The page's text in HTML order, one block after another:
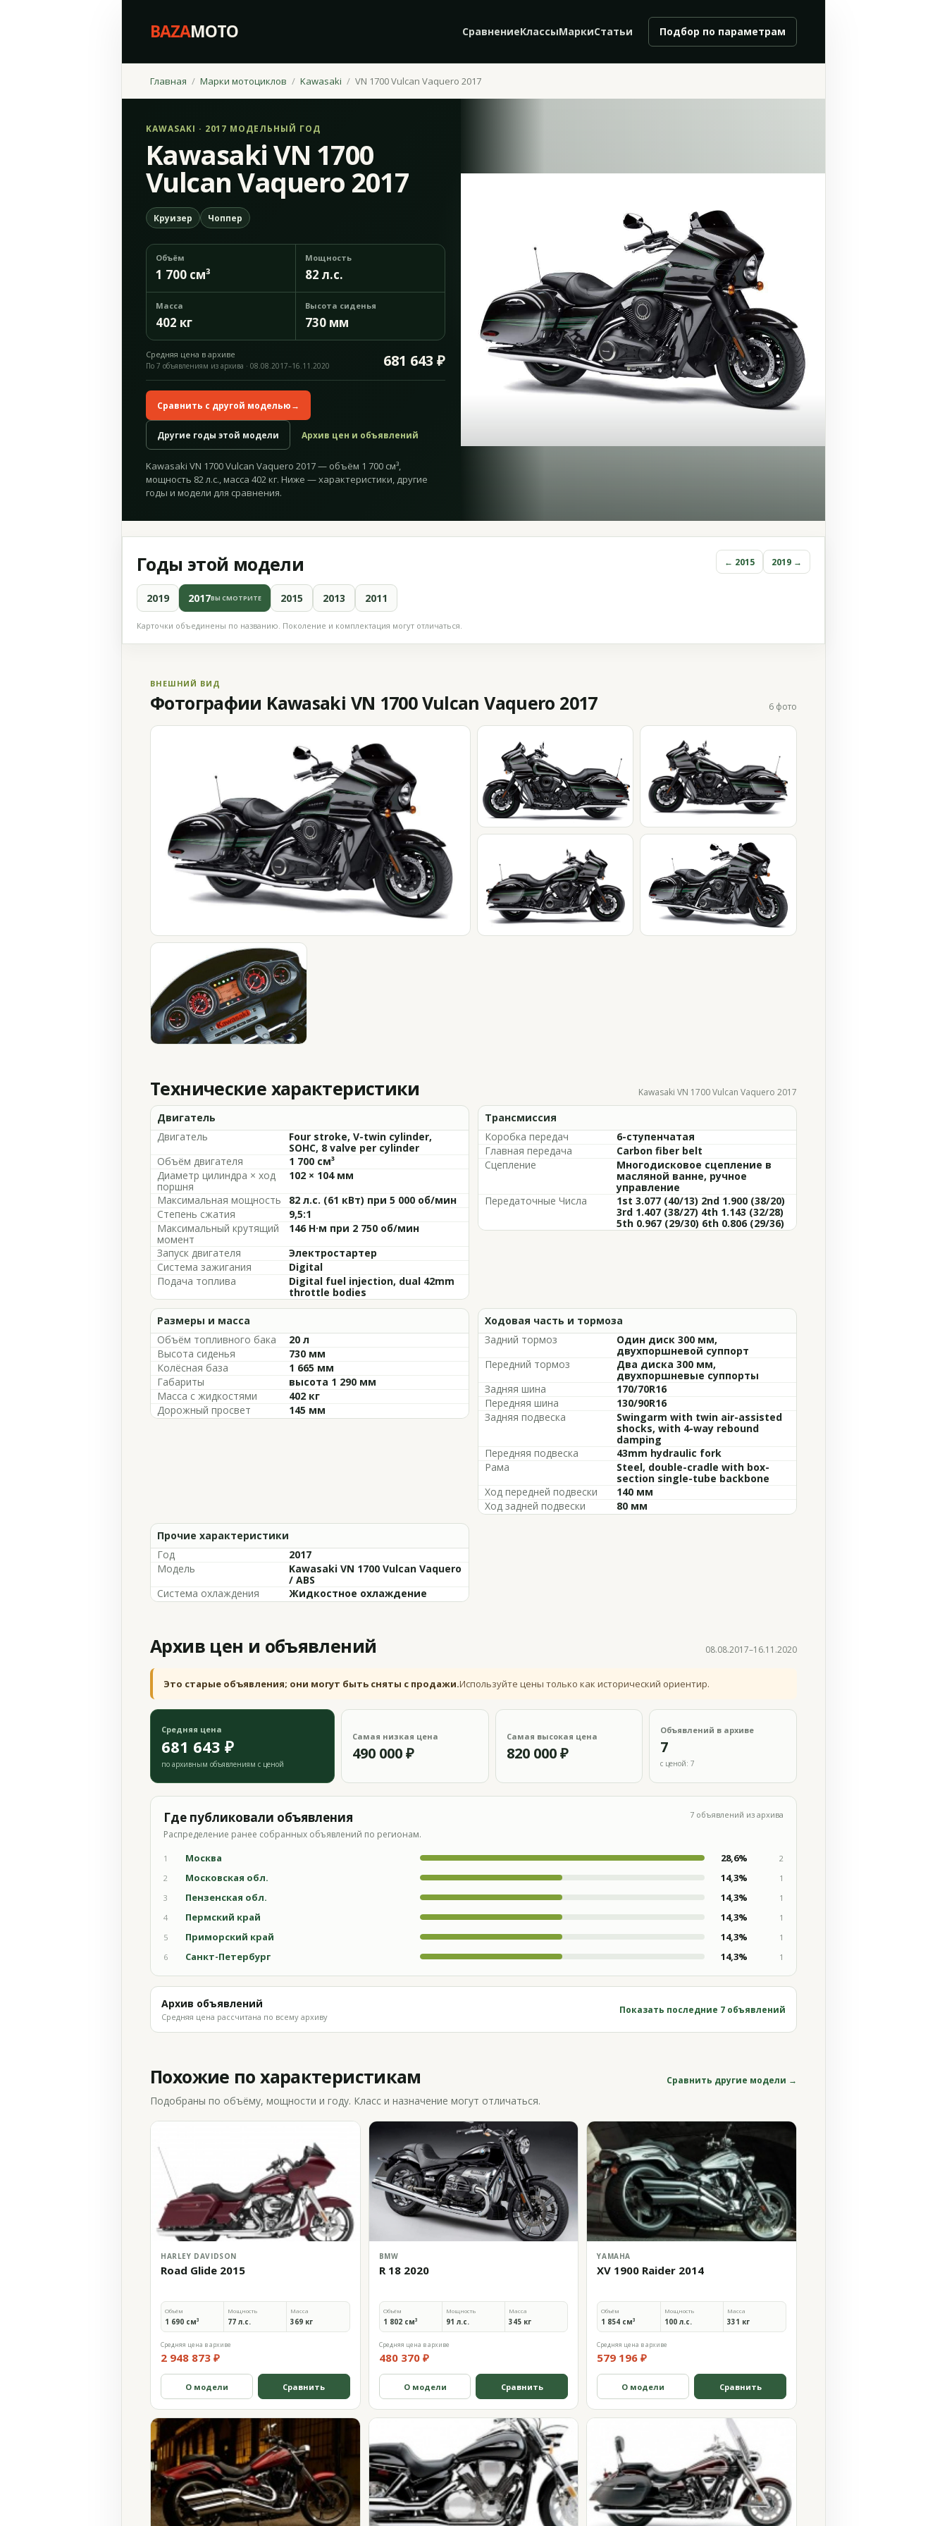
BAZAMOTO СравнениеКлассыМаркиСтатьи Подбор по параметрам
Главная Марки мотоциклов Kawasaki VN 1700 Vulcan Vaquero 2017
KAWASAKI · 2017 МОДЕЛЬНЫЙ ГОД
Kawasaki VN 1700
Vulcan Vaquero 2017
Круизер Чоппер
Объём
1 700 см³
Мощность
82 л.с.
Масса
402 кг
Высота сиденья
730 мм
Средняя цена в архиве 681 643 ₽
По 7 объявлениям из архива · 08.08.2017–16.11.2020
Сравнить с другой моделью→
Другие годы этой модели Архив цен и объявлений
Kawasaki VN 1700 Vulcan Vaquero 2017 — объём 1 700 см³,
мощность 82 л.с., масса 402 кг. Ниже — характеристики, другие
годы и модели для сравнения.
Годы этой модели ← 2015 2019 →
2019 2017ВЫ СМОТРИТЕ 2015 2013 2011
Карточки объединены по названию. Поколение и комплектация могут отличаться.
ВНЕШНИЙ ВИД
Фотографии Kawasaki VN 1700 Vulcan Vaquero 2017 6 фото
Технические характеристики Kawasaki VN 1700 Vulcan Vaquero 2017
Двигатель
Двигатель
Four stroke, V-twin cylinder,
SOHC, 8 valve per cylinder
Объём двигателя
1 700 см³
Диаметр цилиндра × ход
поршня
102 × 104 мм
Максимальная мощность
82 л.с. (61 кВт) при 5 000 об/мин
Степень сжатия
9,5:1
Максимальный крутящий
момент
146 Н·м при 2 750 об/мин
Запуск двигателя
Электростартер
Система зажигания
Digital
Подача топлива
Digital fuel injection, dual 42mm
throttle bodies
Трансмиссия
Коробка передач
6-ступенчатая
Главная передача
Carbon fiber belt
Сцепление
Многодисковое сцепление в
масляной ванне, ручное
управление
Передаточные Числа
1st 3.077 (40/13) 2nd 1.900 (38/20)
3rd 1.407 (38/27) 4th 1.143 (32/28)
5th 0.967 (29/30) 6th 0.806 (29/36)
Размеры и масса
Объём топливного бака
20 л
Высота сиденья
730 мм
Колёсная база
1 665 мм
Габариты
высота 1 290 мм
Масса с жидкостями
402 кг
Дорожный просвет
145 мм
Ходовая часть и тормоза
Задний тормоз
Один диск 300 мм,
двухпоршневой суппорт
Передний тормоз
Два диска 300 мм,
двухпоршневые суппорты
Задняя шина
170/70R16
Передняя шина
130/90R16
Задняя подвеска
Swingarm with twin air-assisted
shocks, with 4-way rebound
damping
Передняя подвеска
43mm hydraulic fork
Рама
Steel, double-cradle with box-
section single-tube backbone
Ход передней подвески
140 мм
Ход задней подвески
80 мм
Прочие характеристики
Год
2017
Модель
Kawasaki VN 1700 Vulcan Vaquero
/ ABS
Система охлаждения
Жидкостное охлаждение
Архив цен и объявлений 08.08.2017–16.11.2020
Это старые объявления; они могут быть сняты с продажи.Используйте цены только как исторический ориентир.
Средняя цена
681 643 ₽
по архивным объявлениям с ценой
Самая низкая цена
490 000 ₽
Самая высокая цена
820 000 ₽
Объявлений в архиве
7
с ценой: 7
Где публиковали объявления
Распределение ранее собранных объявлений по регионам.
7 объявлений из архива
1 Москва 28,6%
2
2
Московская обл. 14,3%
1
3
Пензенская обл. 14,3%
1
4
Пермский край 14,3%
1
5
Приморский край 14,3%
1
6
Санкт-Петербург 14,3% 1
Архив объявлений
Средняя цена рассчитана по всему архиву
Показать последние 7 объявлений
Похожие по характеристикам Сравнить другие модели →
Подобраны по объёму, мощности и году. Класс и назначение могут отличаться.
HARLEY DAVIDSON
Road Glide 2015
Объём
1 690 см³
Мощность
77 л.с.
Масса
369 кг
Средняя цена в архиве
2 948 873 ₽
О модели Сравнить
BMW
R 18 2020
Объём
1 802 см³
Мощность
91 л.с.
Масса
345 кг
Средняя цена в архиве
480 370 ₽
О модели Сравнить
YAMAHA
XV 1900 Raider 2014
Объём
1 854 см³
Мощность
100 л.с.
Масса
331 кг
Средняя цена в архиве
579 196 ₽
О модели Сравнить